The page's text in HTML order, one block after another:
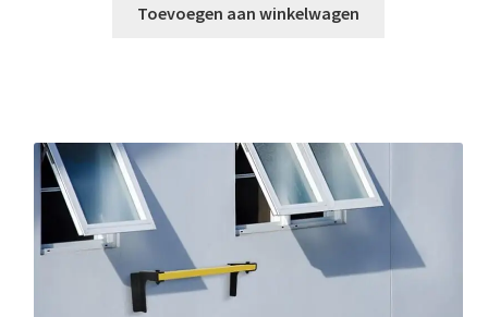
Toevoegen aan winkelwagen